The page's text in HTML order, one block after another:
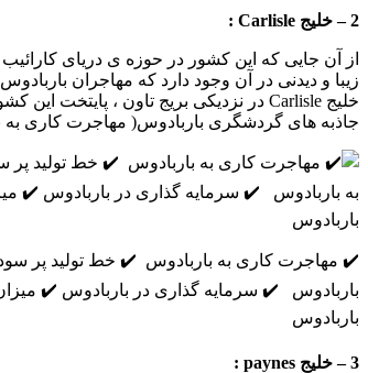
2 – خلیج Carlisle
:
از آن جایی که این کشور در حوزه ی دریای کارائیب
زیبا و دیدنی در آن وجود دارد که مهاجران
خلیج Carlisle در نزدیکی بریج تاون ، پایتخت این کشور قرار دارد و یکی از مهم ترین
جاذبه های گردشگری باربادوس( مهاجرت کاری
✔️ مهاجرت کاری به باربادوس ✔️ خط تولید پر
باربادوس ✔️ سرمایه گذاری در باربادوس ✔️
باربادوس
3 – خلیج paynes
: